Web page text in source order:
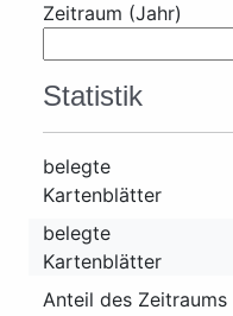
Zeitraum (Jahr)
Statistik
belegte
Kartenblätter
belegte
Kartenblätter
Anteil des Zeitraums